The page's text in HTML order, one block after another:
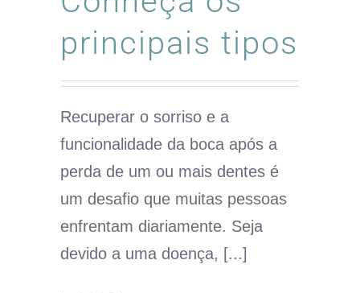
principais tipos
Recuperar o sorriso e a
funcionalidade da boca após a
perda de um ou mais dentes é
um desafio que muitas pessoas
enfrentam diariamente. Seja
devido a uma doença, [...]